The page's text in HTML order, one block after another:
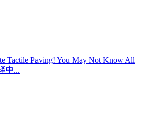
Tactile Paving! You May Not Know All
中...